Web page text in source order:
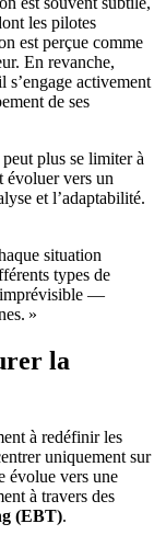
les pilotes
est perçue comme
En revanche,
s’engage activement
de ses
peut plus se limiter à
évoluer vers un
et l’adaptabilité.
situation
types de
—
»
la
à redéfinir les
uniquement sur
évolue vers une
à travers des
(EBT).